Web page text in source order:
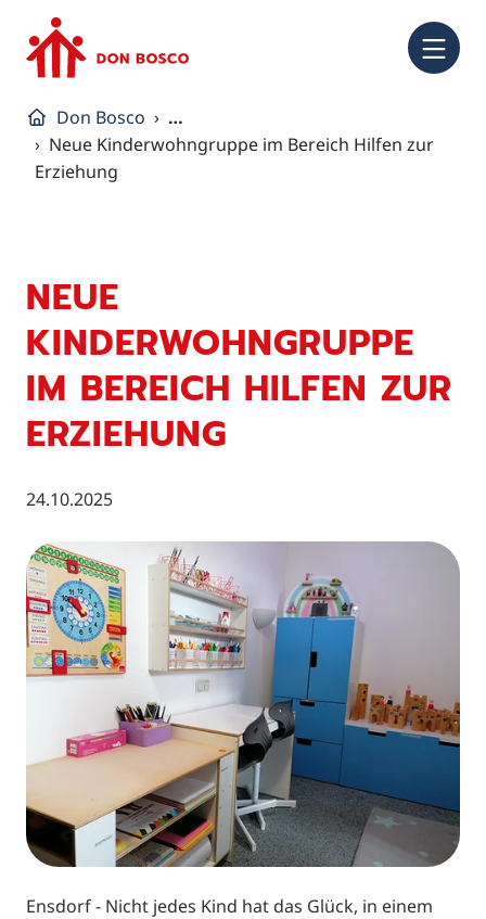
Don Bosco
…
Neue Kinderwohngruppe im Bereich Hilfen zur
Erziehung
NEUE
KINDERWOHNGRUPPE
IM BEREICH HILFEN ZUR
ERZIEHUNG
24.10.2025
Ensdorf - Nicht jedes Kind hat das Glück, in einem